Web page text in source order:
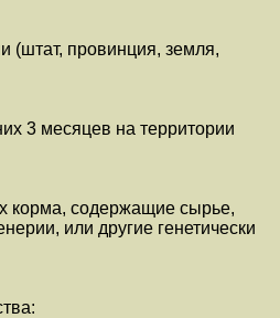
(штат, провинция, земля,
3 месяцев на территории
корма, содержащие сырье,
или другие генетически